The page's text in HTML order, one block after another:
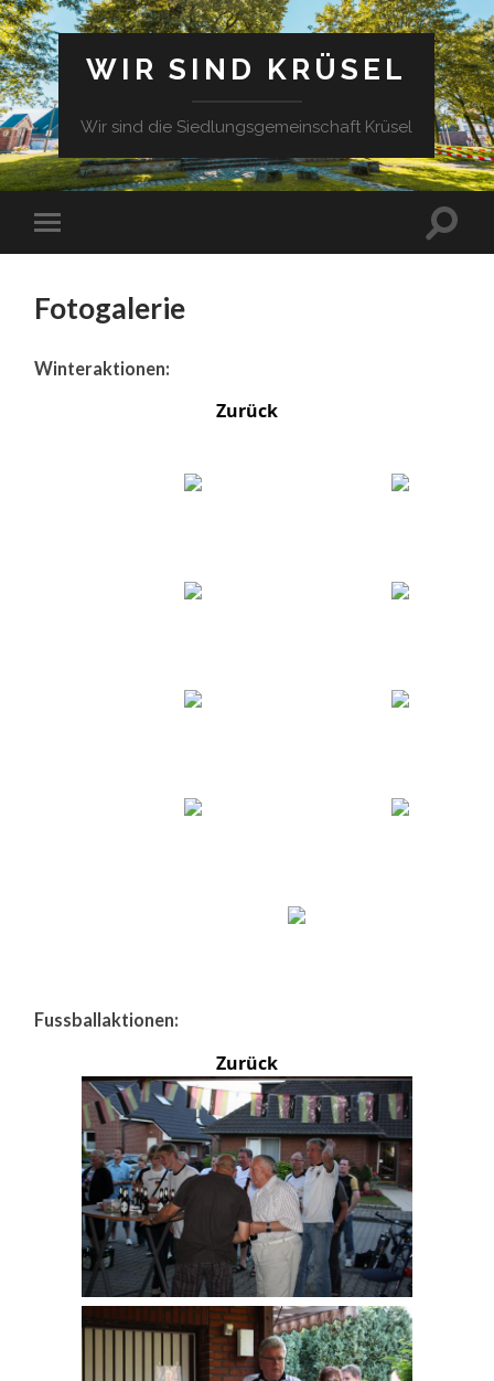
WIR SIND KRÜSEL
Wir sind die Siedlungsgemeinschaft Krüsel
Fotogalerie
Winteraktionen:
Zurück
Fussballaktionen:
Zurück